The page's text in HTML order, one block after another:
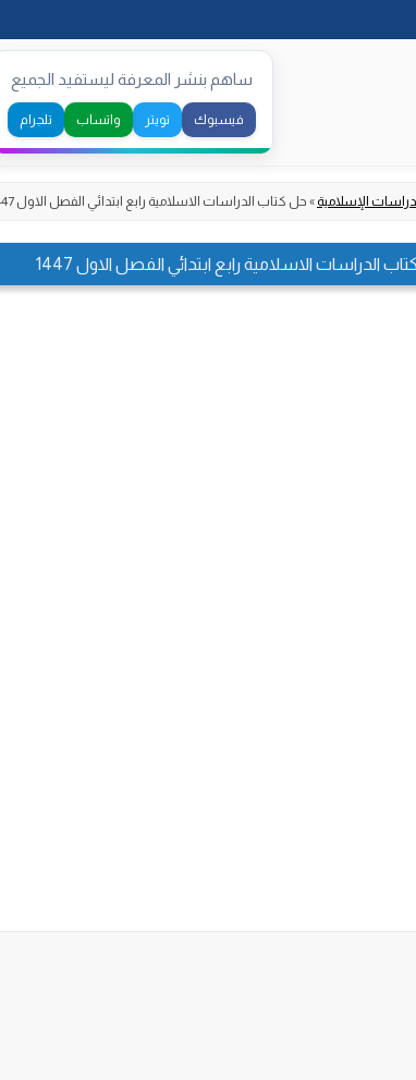
to
content
ساهم بنشر المعرفة ليستفيد الجميع
فيسبوك تويتر واتساب تلجرام
الإسلامية » حل كتاب الدراسات الاسلامية رابع ابتدائي الفصل الاول 1447
الدراسات الاسلامية رابع ابتدائي الفصل الاول 1447